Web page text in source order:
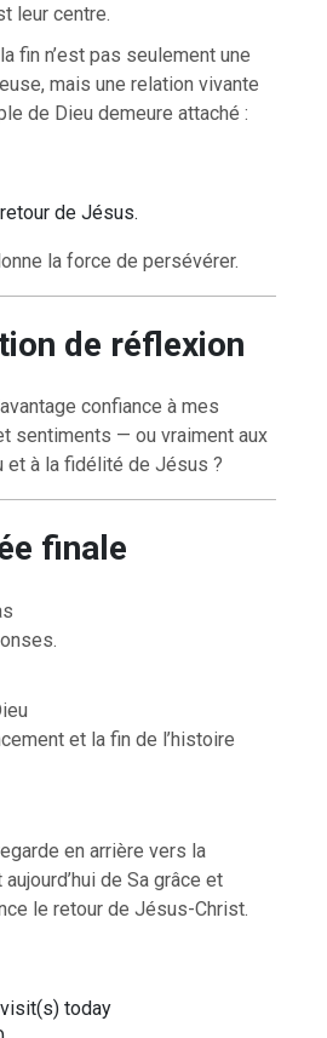
leur centre.
fin n’est pas seulement une
mais une relation vivante
de Dieu demeure attaché :
de Jésus.
la force de persévérer.
de réflexion
confiance à mes
sentiments — ou vraiment aux
et à la fidélité de Jésus ?
finale
et la fin de l’histoire
en arrière vers la
de Sa grâce et
le retour de Jésus-Christ.
today